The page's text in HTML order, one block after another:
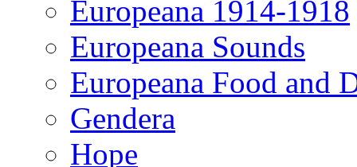
Europeana 1914-1918
Europeana Sounds
Europeana Food and
Gendera
Hope